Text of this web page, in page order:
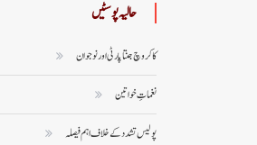
حالیہ پوسٹیں
کاکروچ جنتا پارٹی اور نوجوان
نغماتِ خواتین
پولیس تشدد کے خلاف اہم فیصلہ